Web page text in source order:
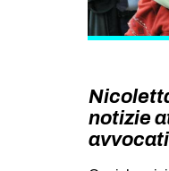
notizie
avvocati